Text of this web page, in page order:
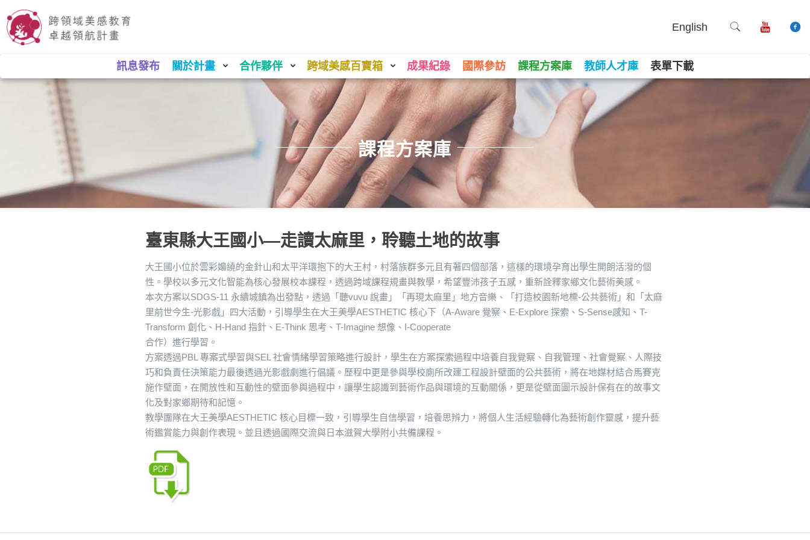
English
訊息發布 關於計畫 合作夥伴 跨域美感百寶箱 成果紀錄 國際參訪 課程方案庫 教師人才庫 表單下載
課程方案庫
臺東縣大王國小—走讀太麻里，聆聽土地的故事
大王國小位於雲彩嬝繞的金針山和太平洋環抱下的大王村，村落族群多元且有著四個部落，這樣的環境孕育出學生開朗活潑的個
性。學校以多元文化智能為核心發展校本課程，透過跨域課程規畫與教學，希望豐沛孩子五感，重新詮釋家鄉文化藝術美感。
本次方案以SDGS-11 永續城鎮為出發點，透過「聽vuvu 說畫」「再現太麻里」地方音樂、「打造校園新地標-公共藝術」和「太麻
里前世今生-光影戲」四大活動，引導學生在大王美學AESTHETIC 核心下（A-Aware 覺察、E-Explore 探索、S-Sense感知、T-
Transform 創化、H-Hand 指針、E-Think 思考、T-Imagine 想像、I-Cooperate
合作）進行學習。
方案透過PBL 專案式學習與SEL 社會情緒學習策略進行設計，學生在方案探索過程中培養自我覺察、自我管理、社會覺察、人際技
巧和負責任決策能力最後透過光影戲劇進行倡議。歷程中更是參與學校廁所改建工程設計壁面的公共藝術，將在地媒材結合馬賽克
施作壁面，在開放性和互動性的壁面參與過程中，讓學生認識到藝術作品與環境的互動關係，更是從壁面圖示設計保有在的故事文
化及對家鄉期待和記憶。
教學團隊在大王美學AESTHETIC 核心目標一致，引導學生自信學習，培養思辨力，將個人生活經驗轉化為藝術創作靈感，提升藝
術鑑賞能力與創作表現。並且透過國際交流與日本滋賀大學附小共備課程。